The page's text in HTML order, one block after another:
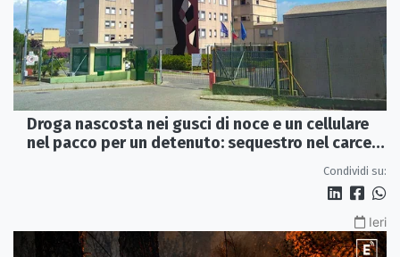
Droga nascosta nei gusci di noce e un cellulare
nel pacco per un detenuto: sequestro nel carcere
Condividi su:
Ieri